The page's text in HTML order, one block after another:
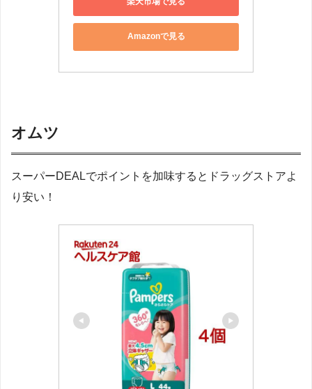
Amazonで見る
オムツ
スーパーDEALでポイントを加味するとドラッグストアよ
り安い！